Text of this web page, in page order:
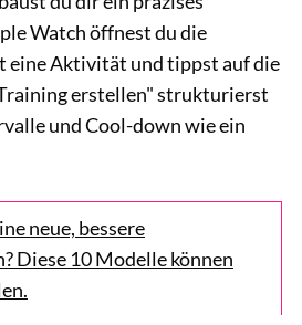
Watch öffnest du die
eine Aktivität und tippst auf die
erstellen" strukturierst
und Cool-down wie ein
neue, bessere
Diese 10 Modelle können